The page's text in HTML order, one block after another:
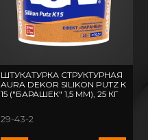
ШТУКАТУРКА СТРУКТУРНАЯ
AURA DEKOR SILIKON PUTZ К
15 ("БАРАШЕК" 1,5 ММ), 25 КГ
29-43-2